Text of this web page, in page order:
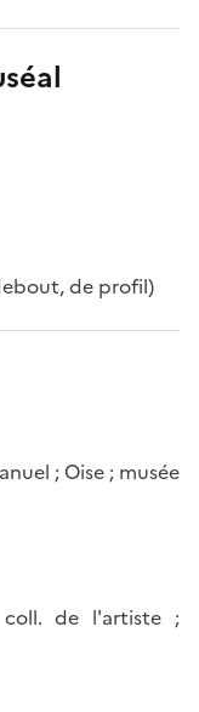
de profil)
; Oise ; musée
coll. de l'artiste ;